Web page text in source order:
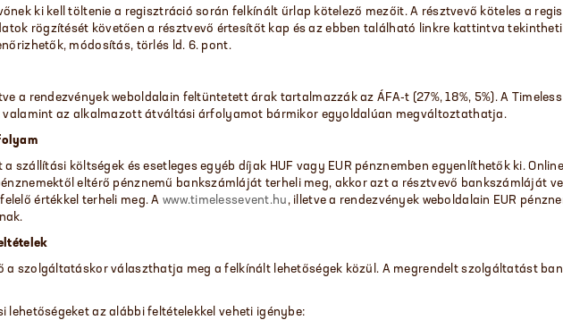
ki kell töltenie a regisztráció során felkínált űrlap kötelező mezőit. A résztvevő köteles a
rögzítését követően a résztvevő értesítőt kap és az ebben található linkre kattintva
módosítás, törlés ld. 6. pont.
a rendezvények weboldalain feltüntetett árak tartalmazzák az ÁFA-t (27%, 18%, 5%). A
valamint az alkalmazott átváltási árfolyamot bármikor egyoldalúan megváltoztathatja.
szállítási költségek és esetleges egyéb díjak HUF vagy EUR pénznemben egyenlíthetők ki.
eltérő pénznemű bankszámláját terheli meg, akkor azt a résztvevő bankszámláját
értékkel terheli meg. A www.timelessevent.hu , illetve a rendezvények weboldalain EUR
a szolgáltatáskor választhatja meg a felkínált lehetőségek közül. A megrendelt szolgáltatást
lehetőségeket az alábbi feltételekkel veheti igénybe: